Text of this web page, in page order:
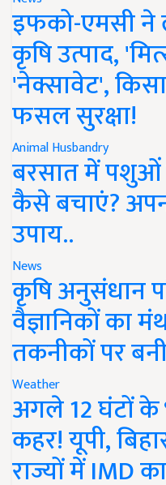
इफको-एमसी ने
कृषि उत्पाद,
'नेक्सावेट',
फसल सुरक्षा!
Animal Husbandry
बरसात में पशुओं
कैसे बचाएं?
उपाय..
News
कृषि अनुसंधान
वैज्ञानिकों का
तकनीकों पर
Weather
अगले 12 घंटों के
कहर! यूपी,
राज्यों में IMD